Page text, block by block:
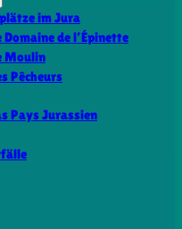
im Jura
de l’Épinette
Moulin
Pêcheurs
Pays Jurassien